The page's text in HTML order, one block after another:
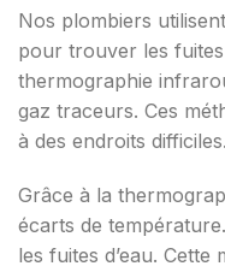
Nos plombiers
pour trouver les fuites
thermographie
gaz traceurs. Ces
à des endroits difficiles.
Grâce à la
écarts de
les fuites d’eau.